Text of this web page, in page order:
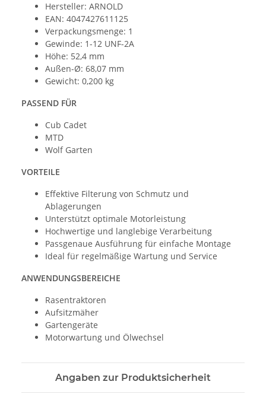
Hersteller: ARNOLD
EAN: 4047427611125
Verpackungsmenge: 1
Gewinde: 1-12 UNF-2A
Höhe: 52,4 mm
Außen-Ø: 68,07 mm
Gewicht: 0,200 kg
PASSEND FÜR
Cub Cadet
MTD
Wolf Garten
VORTEILE
Effektive Filterung von Schmutz und
Ablagerungen
Unterstützt optimale Motorleistung
Hochwertige und langlebige Verarbeitung
Passgenaue Ausführung für einfache Montage
Ideal für regelmäßige Wartung und Service
ANWENDUNGSBEREICHE
Rasentraktoren
Aufsitzmäher
Gartengeräte
Motorwartung und Ölwechsel
Angaben zur Produktsicherheit